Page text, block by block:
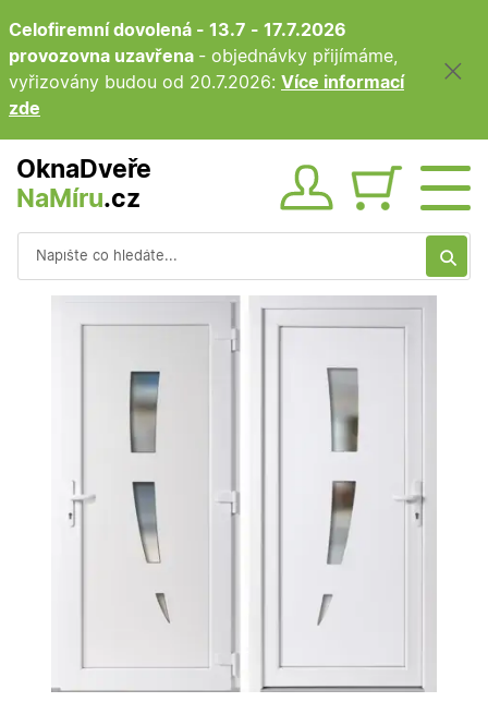
Celofiremní dovolená - 13.7 - 17.7.2026
provozovna uzavřena - objednávky přijímáme,
vyřizovány budou od 20.7.2026: Více informací
zde
OknaDveře
NaMíru.cz Obsah
Vyhledávání